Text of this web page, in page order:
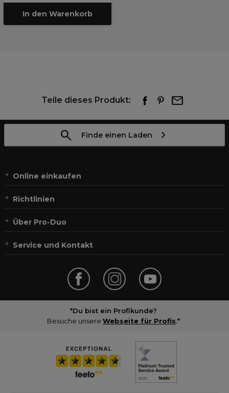
In den Warenkorb
Teile dieses Produkt:
Finde einen Laden
Online einkaufen
Richtlinien
Über Pro-Duo
Service und Kontakt
*Du bist ein Profikunde?
Besuche unsere Webseite für Profis.*